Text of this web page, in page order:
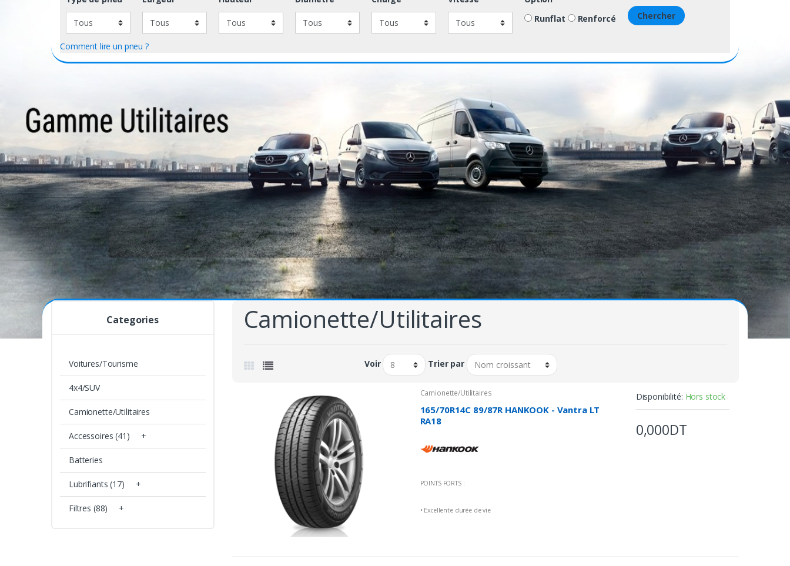
Runflat
Renforcé Chercher
Comment lire un pneu ?
Camionette/Utilitaires
Voir Trier par
Camionette/Utilitaires
165/70R14C 89/87R HANKOOK - Vantra LT
RA18
POINTS FORTS :
• Excellente durée de vie
Disponibilité: Hors stock
0,000DT
Categories
Voitures/Tourisme
4x4/SUV
Camionette/Utilitaires
Accessoires (41) +
Batteries
Lubrifiants (17) +
Filtres (88) +